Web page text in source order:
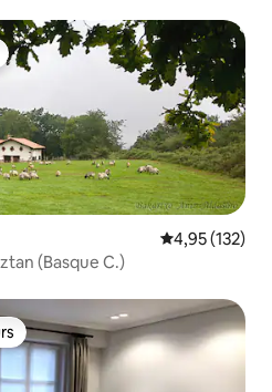
Évaluation
4,95 (132)
(Basque C.)
les plus appréciés